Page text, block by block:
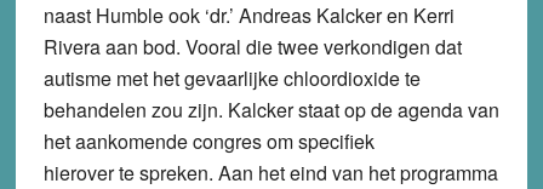
naast Humble ook ‘dr.’ Andreas Kalcker en Kerri
Rivera aan bod. Vooral die twee verkondigen dat
autisme met het gevaarlijke chloordioxide te
behandelen zou zijn. Kalcker staat op de agenda van
het aankomende congres om specifiek
hierover te spreken. Aan het eind van het programma